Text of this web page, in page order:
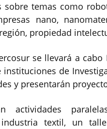
sobre temas como
nano,
propiedad
se llevará a
de
y presentarán
actividades
textil, un